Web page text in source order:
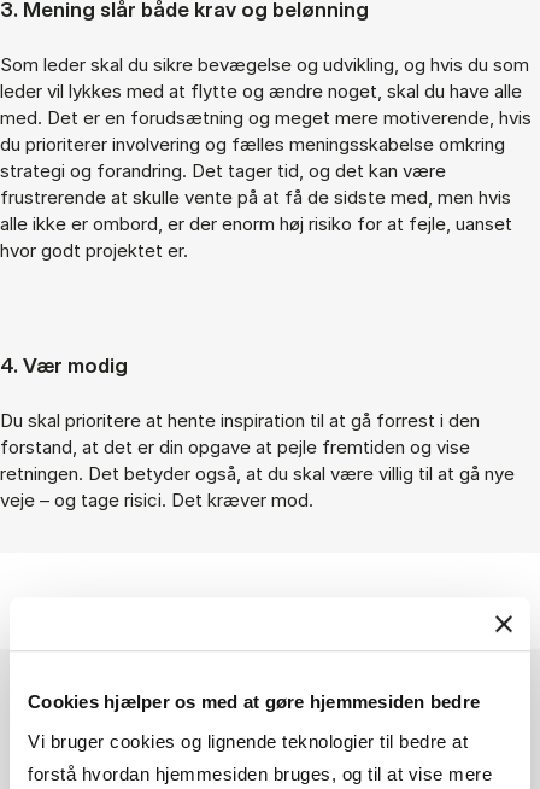
Cookies hjælper os med at gøre hjemmesiden bedre
Vi bruger cookies og lignende teknologier til bedre at
forstå hvordan hjemmesiden bruges, og til at vise mere
3. Mening slår både krav og belønning
Som leder skal du sikre bevægelse og udvikling, og hvis du som
leder vil lykkes med at flytte og ændre noget, skal du have alle
med. Det er en forudsætning og meget mere motiverende, hvis
du prioriterer involvering og fælles meningsskabelse omkring
strategi og forandring. Det tager tid, og det kan være
frustrerende at skulle vente på at få de sidste med, men hvis
alle ikke er ombord, er der enorm høj risiko for at fejle, uanset
hvor godt projektet er.
4. Vær modig
Du skal prioritere at hente inspiration til at gå forrest i den
forstand, at det er din opgave at pejle fremtiden og vise
retningen. Det betyder også, at du skal være villig til at gå nye
veje – og tage risici. Det kræver mod.